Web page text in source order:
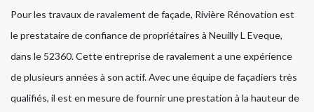
Pour les travaux de ravalement de façade, Rivière Rénovation est
le prestataire de confiance de propriétaires à Neuilly L Eveque,
dans le 52360. Cette entreprise de ravalement a une expérience
de plusieurs années à son actif. Avec une équipe de façadiers très
qualifiés, il est en mesure de fournir une prestation à la hauteur de